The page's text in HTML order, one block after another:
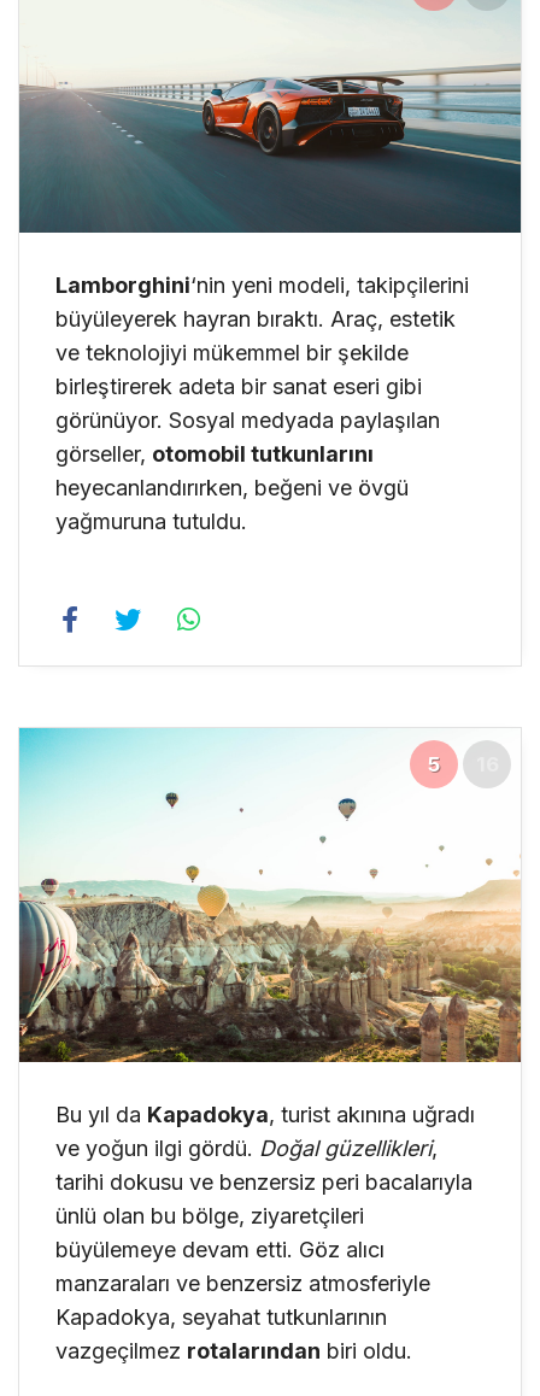
Lamborghini‘nin yeni modeli, takipçilerini
büyüleyerek hayran bıraktı. Araç, estetik
ve teknolojiyi mükemmel bir şekilde
birleştirerek adeta bir sanat eseri gibi
görünüyor. Sosyal medyada paylaşılan
görseller, otomobil tutkunlarını
heyecanlandırırken, beğeni ve övgü
yağmuruna tutuldu.
5
Bu yıl da Kapadokya, turist akınına uğradı
ve yoğun ilgi gördü. Doğal güzellikleri,
tarihi dokusu ve benzersiz peri bacalarıyla
ünlü olan bu bölge, ziyaretçileri
büyülemeye devam etti. Göz alıcı
manzaraları ve benzersiz atmosferiyle
Kapadokya, seyahat tutkunlarının
vazgeçilmez rotalarından biri oldu.